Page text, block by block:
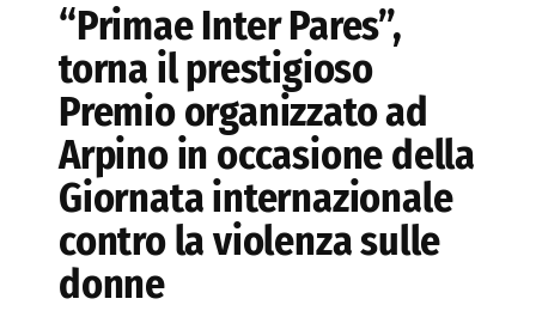
“Primae Inter Pares”,
torna il prestigioso
Premio organizzato ad
Arpino in occasione della
Giornata internazionale
contro la violenza sulle
donne